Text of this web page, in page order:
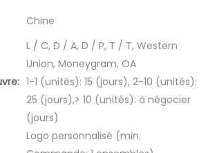
Chine
L / C, D / A, D / P, T / T, Western
Union, Moneygram, OA
1-1 (unités): 15 (jours), 2-10 (unités):
25 (jours),> 10 (unités): à négocier
(jours)
Logo personnalisé (min.